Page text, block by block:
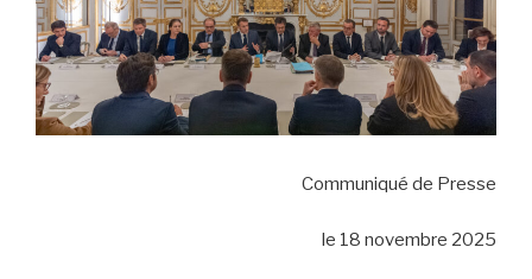
Communiqué de Presse
le 18 novembre 2025